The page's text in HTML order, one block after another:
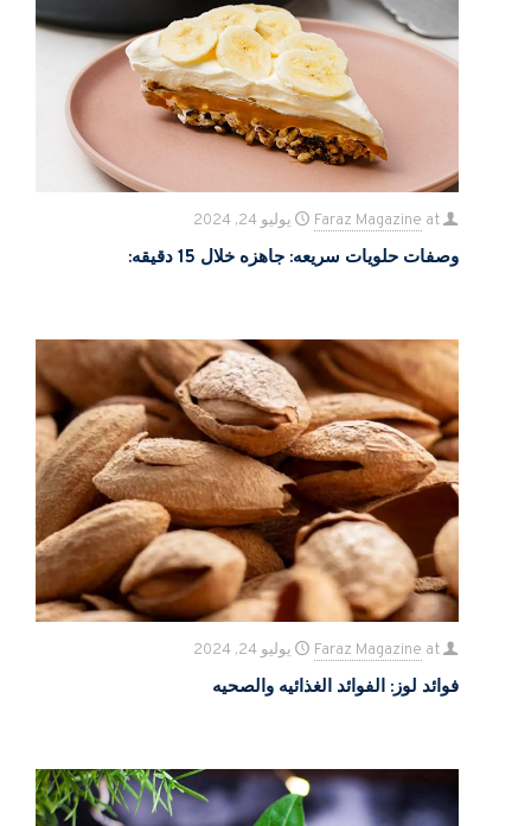
Faraz Magazine at يوليو 24, 2024
وصفات حلویات سریعه: جاهزه خلال 15 دقیقه:
Faraz Magazine at يوليو 24, 2024
فوائد لوز: الفوائد الغذائیه والصحیه